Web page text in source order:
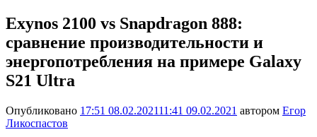
Exynos 2100 vs Snapdragon 888:
сравнение производительности и
энергопотребления на примере Galaxy
S21 Ultra
Опубликовано 17:51 08.02.202111:41 09.02.2021 автором Егор
Ликоспастов